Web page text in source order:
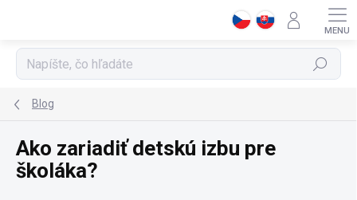
Hľadať
Blog
Ako zariadiť detskú izbu pre
školáka?